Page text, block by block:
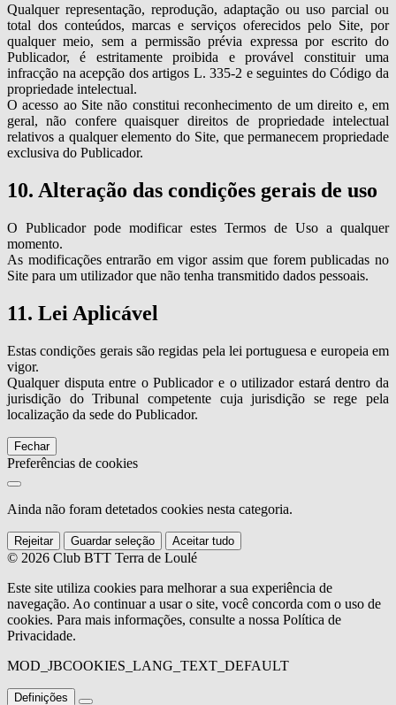
Qualquer representação, reprodução, adaptação ou uso parcial ou
total dos conteúdos, marcas e serviços oferecidos pelo Site, por
qualquer meio, sem a permissão prévia expressa por escrito do
Publicador, é estritamente proibida e provável constituir uma
infracção na acepção dos artigos L. 335-2 e seguintes do Código da
propriedade intelectual.
O acesso ao Site não constitui reconhecimento de um direito e, em
geral, não confere quaisquer direitos de propriedade intelectual
relativos a qualquer elemento do Site, que permanecem propriedade
exclusiva do Publicador.
10. Alteração das condições gerais de uso
O Publicador pode modificar estes Termos de Uso a qualquer
momento.
As modificações entrarão em vigor assim que forem publicadas no
Site para um utilizador que não tenha transmitido dados pessoais.
11. Lei Aplicável
Estas condições gerais são regidas pela lei portuguesa e europeia em
vigor.
Qualquer disputa entre o Publicador e o utilizador estará dentro da
jurisdição do Tribunal competente cuja jurisdição se rege pela
localização da sede do Publicador.
Fechar
Preferências de cookies
Ainda não foram detetados cookies nesta categoria.
Rejeitar Guardar seleção Aceitar tudo
© 2026 Club BTT Terra de Loulé
Este site utiliza cookies para melhorar a sua experiência de
navegação. Ao continuar a usar o site, você concorda com o uso de
cookies. Para mais informações, consulte a nossa Política de
Privacidade.
MOD_JBCOOKIES_LANG_TEXT_DEFAULT
Definições